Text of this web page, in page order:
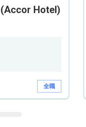
Hotel)
全職